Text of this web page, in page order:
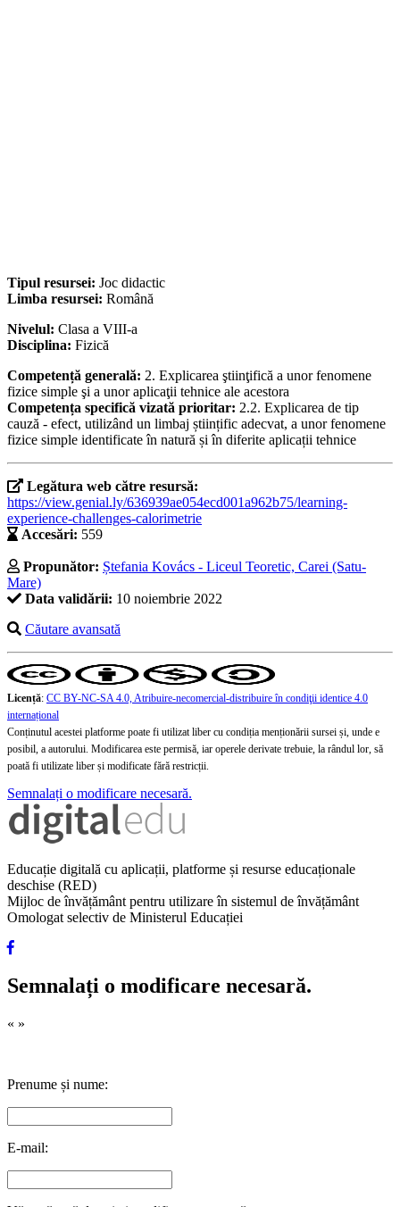
Tipul resursei: Joc didactic
Limba resursei: Română
Nivelul: Clasa a VIII-a
Disciplina: Fizică
Competență generală: 2. Explicarea ştiinţifică a unor fenomene
fizice simple şi a unor aplicaţii tehnice ale acestora
Competența specifică vizată prioritar: 2.2. Explicarea de tip
cauză - efect, utilizând un limbaj științific adecvat, a unor fenomene
fizice simple identificate în natură și în diferite aplicații tehnice
Legătura web către resursă:
https://view.genial.ly/636939ae054ecd001a962b75/learning-
experience-challenges-calorimetrie
Accesări: 559
Propunător: Ștefania Kovács - Liceul Teoretic, Carei (Satu-
Mare)
Data validării: 10 noiembrie 2022
Căutare avansată
Licență: CC BY-NC-SA 4.0, Atribuire-necomercial-distribuire în condiţii identice 4.0
internațional
Conținutul acestei platforme poate fi utilizat liber cu condiția menționării sursei și, unde e
posibil, a autorului. Modificarea este permisă, iar operele derivate trebuie, la rândul lor, să
poată fi utilizate liber și modificate fără restricții.
Semnalați o modificare necesară.
Educație digitală cu aplicații, platforme și resurse educaționale
deschise (RED)
Mijloc de învățământ pentru utilizare în sistemul de învățământ
Omologat selectiv de Ministerul Educației
Semnalați o modificare necesară.
« »
Prenume și nume:
E-mail: